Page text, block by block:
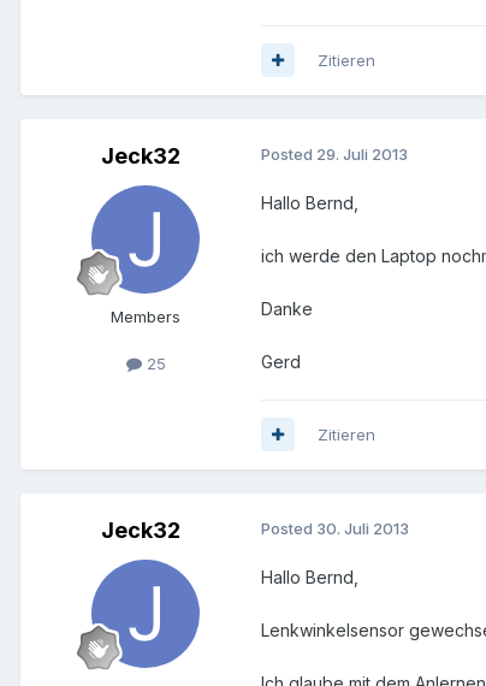
Zitieren
Jeck32
Members
25
Posted 29. Juli 2013
Hallo Bernd,
ich werde den Laptop
Danke
Gerd
Zitieren
Jeck32 Posted 30. Juli 2013
Hallo Bernd,
Lenkwinkelsensor